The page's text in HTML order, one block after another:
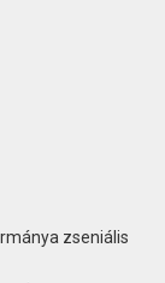
zseniális